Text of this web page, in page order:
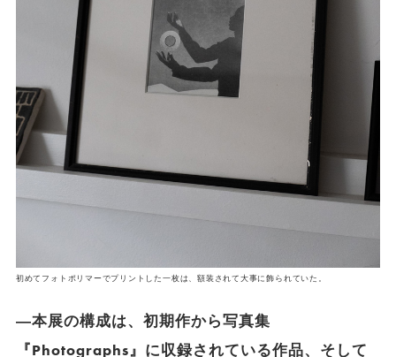
初めてフォトポリマーでプリントした一枚は、額装されて大事に飾られていた。
―本展の構成は、初期作から写真集
『Photographs』に収録されている作品、そして